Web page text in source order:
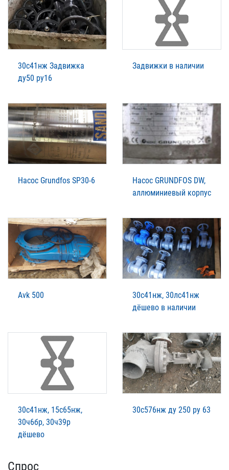
30с41нж Задвижка
ду50 ру16
Задвижки в наличии
Насос Grundfos SP30-6
Насос GRUNDFOS DW,
аллюминиевый корпус
Avk 500
30с41нж, 30лс41нж
дёшево в наличии
30с41нж, 15с65нж,
30ч6бр, 30ч39р
дёшево
30с576нж ду 250 ру 63
Спрос